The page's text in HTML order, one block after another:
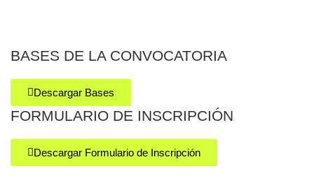
BASES DE LA CONVOCATORIA
Descargar Bases
FORMULARIO DE INSCRIPCIÓN
Descargar Formulario de Inscripción